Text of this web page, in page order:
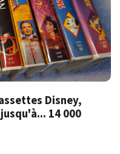
Disney,
14 000